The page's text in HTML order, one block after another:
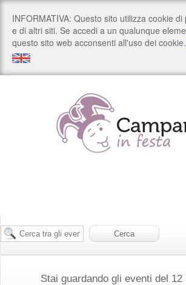
Stai guardando gli eventi del 12